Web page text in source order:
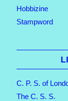
Hobbizine
Stampword
C. P. S. of
The C. S. S.